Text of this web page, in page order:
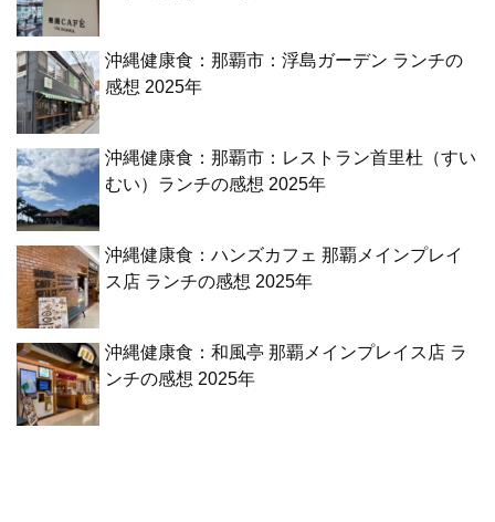
沖縄健康食：那覇市：浮島ガーデン ランチの
感想 2025年
沖縄健康食：那覇市：レストラン首里杜（すい
むい）ランチの感想 2025年
沖縄健康食：ハンズカフェ 那覇メインプレイ
ス店 ランチの感想 2025年
沖縄健康食：和風亭 那覇メインプレイス店 ラ
ンチの感想 2025年